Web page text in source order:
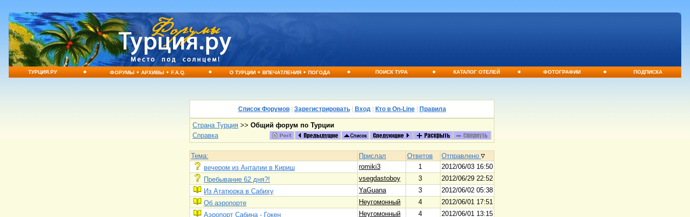
ТУРЦИЯ.РУ • ФОРУМЫ•АРХИВЫ•F.A.Q. • О ТУРЦИИ•ВПЕЧАТЛЕНИЯ•ПОГОДА • ПОИСК ТУРА • КАТАЛОГ ОТЕЛЕЙ • ФОТОГРАФИИ • ПОДПИСКА
Список Форумов| Зарегистрировать| Вход| Кто в On-Line| Правила
Страна Турция >> Общий форум по Турции
Справка
Тема: Прислал Ответов
Отправлено
вечером из Анталии в Кириш
romiki3 1
2012/06/03 16:50
Пребывание 62 дня?!
vsegdastoboy 3
2012/06/29 22:52
Из Ататюрка в Сабиху
YaGuana 3
2012/06/02 05:38
Об аэропорте
Неугомонный 4
2012/06/01 17:51
Аэропорт Сабина - Гокен
Неугомонный 4
2012/06/01 13:15